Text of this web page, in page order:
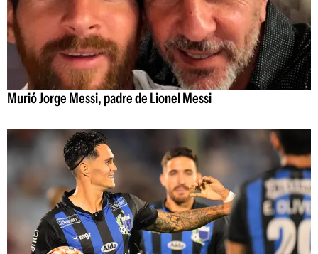
Murió Jorge Messi, padre de Lionel Messi